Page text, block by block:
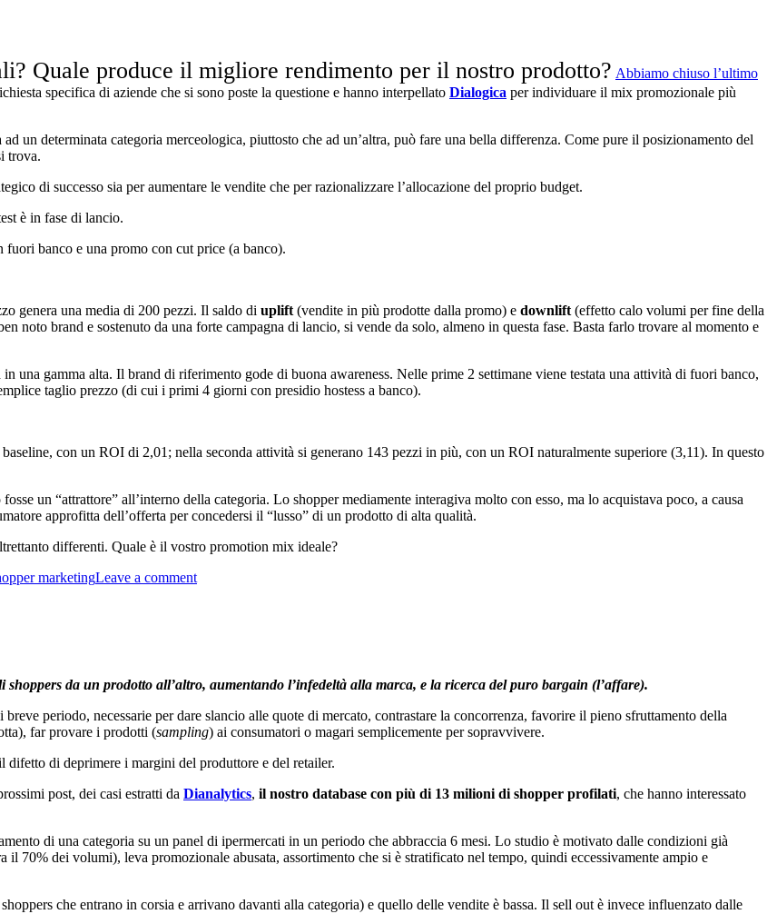
Quale produce il migliore rendimento per il nostro prodotto? Abbiamo chiuso l’ultimo
specifica di aziende che si sono poste la questione e hanno interpellato Dialogica per individuare il mix promozionale più
un determinata categoria merceologica, piuttosto che ad un’altra, può fare una bella differenza. Come pure il posizionamento del
trova.
di successo sia per aumentare le vendite che per razionalizzare l’allocazione del proprio budget.
è in fase di lancio.
banco e una promo con cut price (a banco).
genera una media di 200 pezzi. Il saldo di uplift (vendite in più prodotte dalla promo) e downlift (effetto calo volumi per fine della
brand e sostenuto da una forte campagna di lancio, si vende da solo, almeno in questa fase. Basta farlo trovare al momento e
una gamma alta. Il brand di riferimento gode di buona awareness. Nelle prime 2 settimane viene testata una attività di fuori banco,
taglio prezzo (di cui i primi 4 giorni con presidio hostess a banco).
con un ROI di 2,01; nella seconda attività si generano 143 pezzi in più, con un ROI naturalmente superiore (3,11). In questo
un “attrattore” all’interno della categoria. Lo shopper mediamente interagiva molto con esso, ma lo acquistava poco, a causa
approfitta dell’offerta per concedersi il “lusso” di un prodotto di alta qualità.
differenti. Quale è il vostro promotion mix ideale?
marketingLeave a comment
shoppers da un prodotto all’altro, aumentando l’infedeltà alla marca, e la ricerca del puro bargain (l’affare).
periodo, necessarie per dare slancio alle quote di mercato, contrastare la concorrenza, favorire il pieno sfruttamento della
far provare i prodotti (sampling) ai consumatori o magari semplicemente per sopravvivere.
di deprimere i margini del produttore e del retailer.
post, dei casi estratti da Dianalytics, il nostro database con più di 13 milioni di shopper profilati, che hanno interessato
di una categoria su un panel di ipermercati in un periodo che abbraccia 6 mesi. Lo studio è motivato dalle condizioni già
70% dei volumi), leva promozionale abusata, assortimento che si è stratificato nel tempo, quindi eccessivamente ampio e
che entrano in corsia e arrivano davanti alla categoria) e quello delle vendite è bassa. Il sell out è invece influenzato dalle